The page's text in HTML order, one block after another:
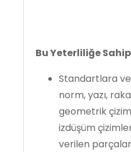
Bu Yeterliliğe
Standartlara
norm, yazı,
geometrik
izdüşüm
verilen